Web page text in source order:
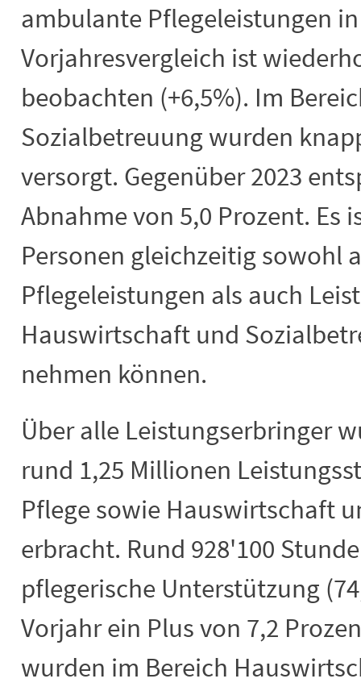
ambulante Pflegeleistungen
Vorjahresvergleich ist
beobachten (+6,5%). Im
Sozialbetreuung wurden
versorgt. Gegenüber 2023
Abnahme von 5,0 Prozent. Es
Personen gleichzeitig sowohl
Pflegeleistungen als auch
Hauswirtschaft und
nehmen können.
Über alle Leistungserbringer
rund 1,25 Millionen
Pflege sowie Hauswirtschaft
erbracht. Rund 928'100
pflegerische Unterstützung
Vorjahr ein Plus von 7,2
wurden im Bereich